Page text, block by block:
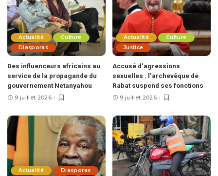
Actualité
Culture
Diasporas
Des influenceurs africains au
service de la propagande du
gouvernement Netanyahou
9 juillet 2026
Actualité
Culture
Justice
Accusé d’agressions
sexuelles : l’archevêque de
Rabat suspend ses fonctions
9 juillet 2026
Actualité
Diasporas